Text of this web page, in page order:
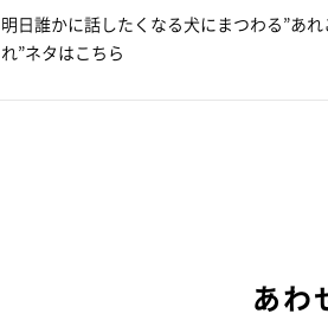
明日誰かに話したくなる犬にまつわる”あれ
れ”ネタはこちら
あわ